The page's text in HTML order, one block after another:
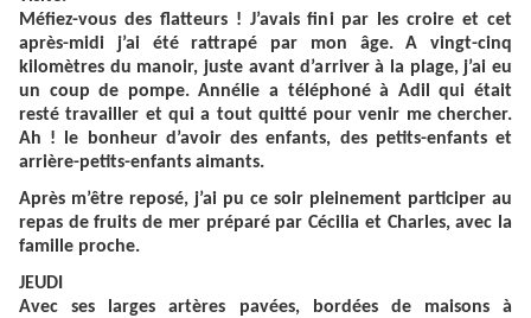
Méfiez-vous des flatteurs ! J’avais fini par les croire et cet
après-midi j’ai été rattrapé par mon âge. A vingt-cinq
kilomètres du manoir, juste avant d’arriver à la plage, j’ai eu
un coup de pompe. Annélie a téléphoné à Adil qui était
resté travailler et qui a tout quitté pour venir me chercher.
Ah ! le bonheur d’avoir des enfants, des petits-enfants et
arrière-petits-enfants aimants.
Après m’être reposé, j’ai pu ce soir pleinement participer au
repas de fruits de mer préparé par Cécilia et Charles, avec la
famille proche.
JEUDI
Avec ses larges artères pavées, bordées de maisons à